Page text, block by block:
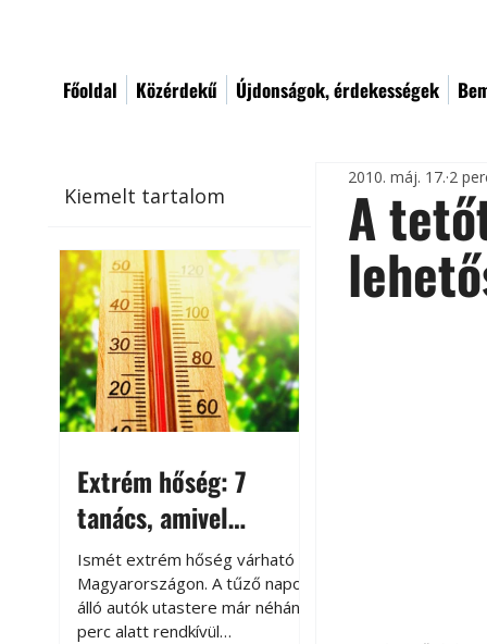
Főoldal Közérdekű Újdonságok, érdekességek
Kiemelt tartalom
Extrém hőség: 7
tanács, amivel
megóvhatjuk
autónkat a nyári
károktól
Ismét extrém hőség várható
Magyarországon. A tűző napon
álló autók utastere már néhány
perc alatt rendkívül
A
2010. máj. 17. 2